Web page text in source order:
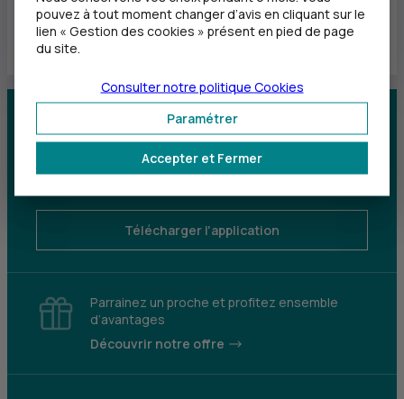
Trouver une agence
Sourds et
Télécharger l'application
Parrainez un proche et profitez ensemble
d’avantages
Découvrir notre offre
pouvez à tout moment changer d’avis en cliquant sur le
lien « Gestion des cookies » présent en pied de page
du site.
Accepter et Fermer
Paramétrer
Consulter notre politique Cookies